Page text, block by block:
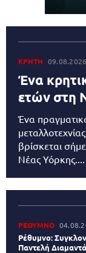
ΚΡΗΤΗ 09.08.2026
Ένα
ετών στη
Ένα
βρίσκεται
Νέας Υόρκης....
ΡΕΘΥΜΝΟ
Ρέθυμνο:
Παντελή